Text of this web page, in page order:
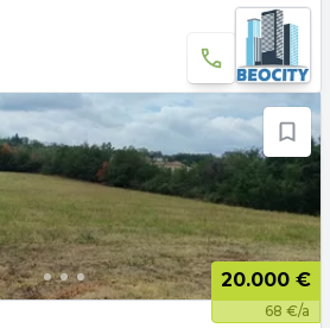
20.000 €
68 €/a